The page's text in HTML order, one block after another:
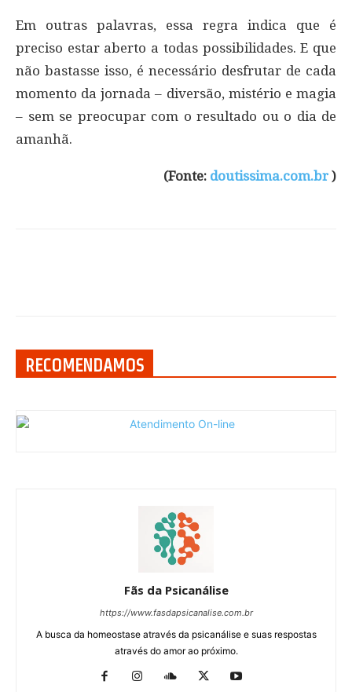
Em outras palavras, essa regra indica que é
preciso estar aberto a todas possibilidades. E que
não bastasse isso, é necessário desfrutar de cada
momento da jornada – diversão, mistério e magia
– sem se preocupar com o resultado ou o dia de
amanhã.
(Fonte: doutissima.com.br )
RECOMENDAMOS
Fãs da Psicanálise
https://www.fasdapsicanalise.com.br
A busca da homeostase através da psicanálise e suas respostas
através do amor ao próximo.